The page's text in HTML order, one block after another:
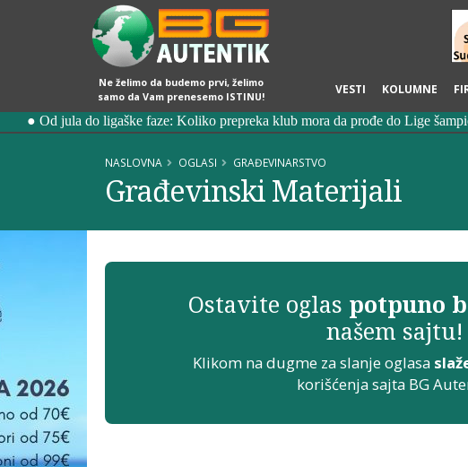
Ne želimo da budemo prvi, želimo
samo da Vam prenesemo ISTINU!
VESTI KOLUMNE
NASLOVNA OGLASI GRAĐEVINARSTVO
Građevinski Materijali
Ostavite oglas potpuno
našem sajtu!
Klikom na dugme za slanje oglasa
korišćenja sajtaBG